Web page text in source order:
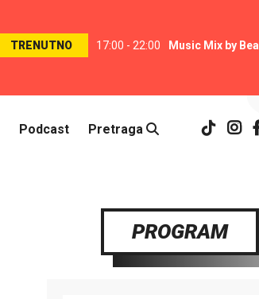
TRENUTNO 17:00 - 22:00 Music Mix by Bea
Podcast Pretraga
PROGRAM